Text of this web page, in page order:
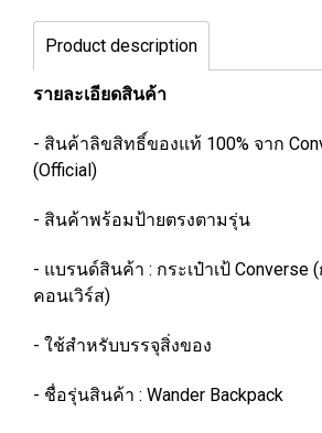
Product description
รายละเอียดสินค้า
- สินค้าลิขสิทธิ์ของแท้ 100% จาก
(Official)
- สินค้าพร้อมป้ายตรงตามรุ่น
- แบรนด์สินค้า : กระเป๋าเป้ Converse (
คอนเวิร์ส)
- ใช้สำหรับบรรจุสิ่งของ
- ชื่อรุ่นสินค้า : Wander Backpack